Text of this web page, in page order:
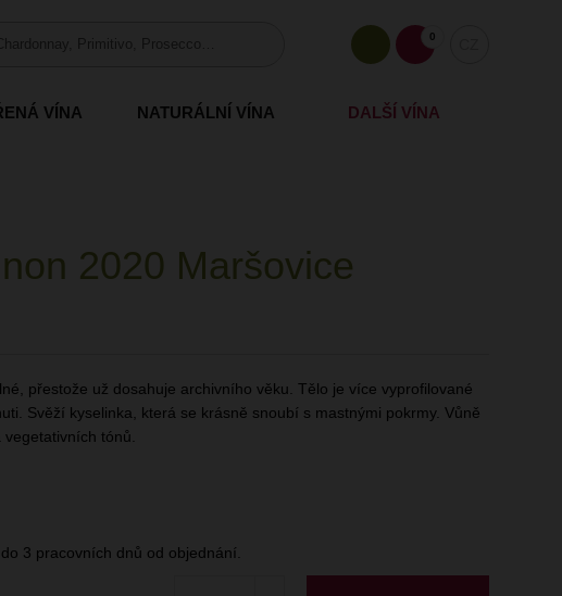
0
VÍNA NATURÁLNÍ VÍNA DALŠÍ VÍNA
2020 Maršovice
přestože už dosahuje archivního věku. Tělo je více vyprofilované
Svěží kyselinka, která se krásně snoubí s mastnými pokrmy. Vůně
tónů.
3 pracovních dnů od objednání.